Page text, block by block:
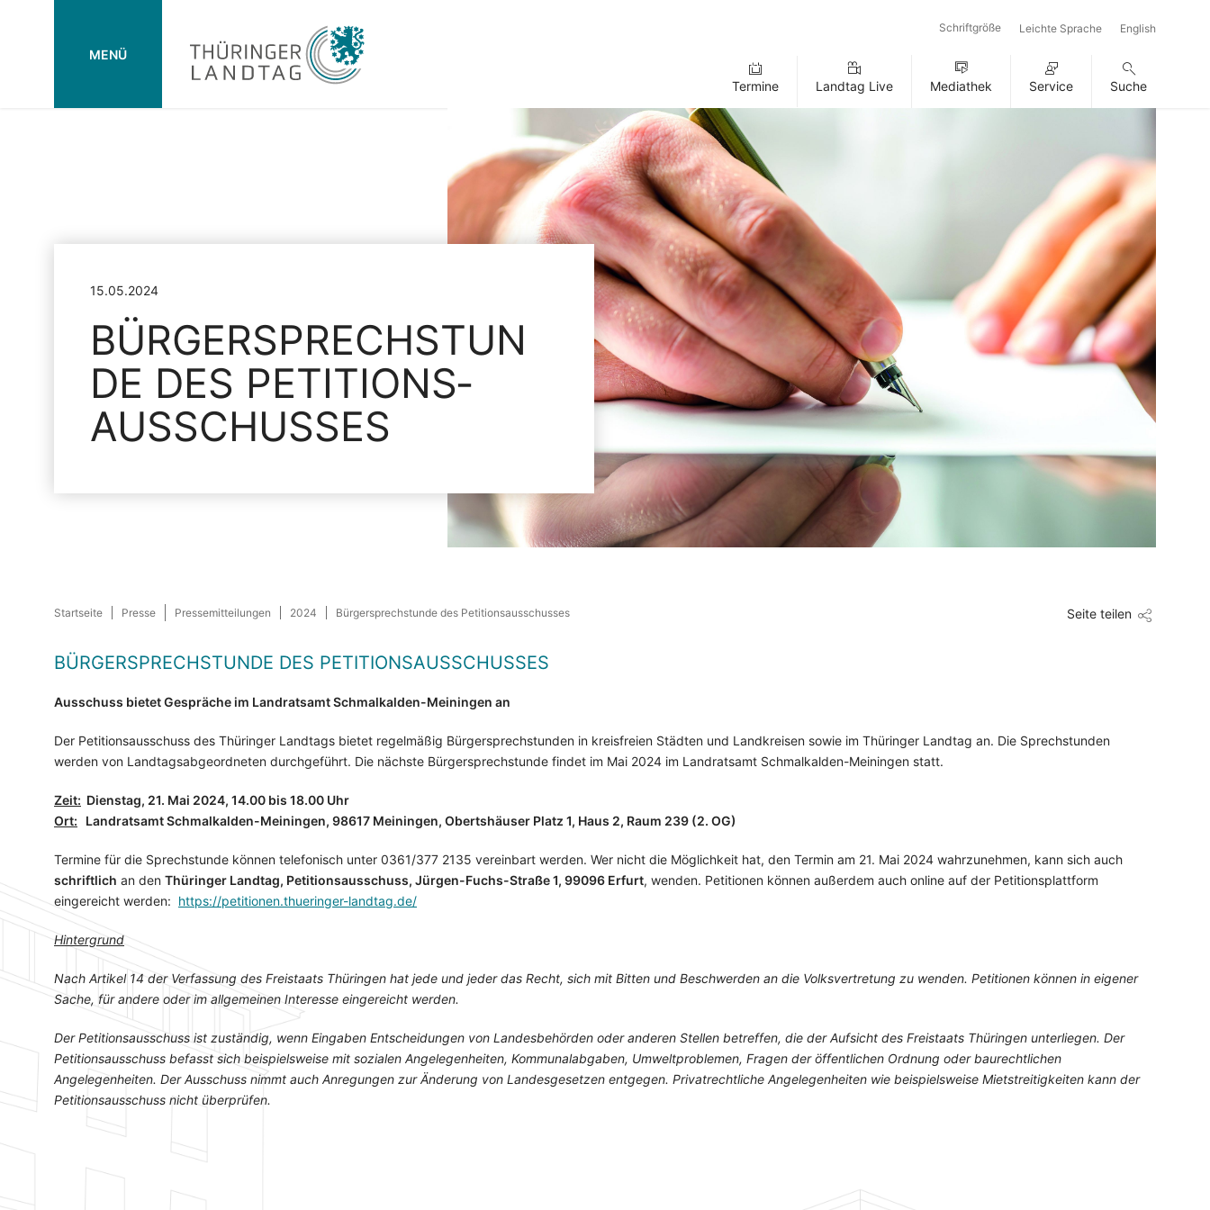
MENÜ
Schriftgröße Leichte Sprache English
Termine Landtag Live Mediathek Service Suche
15.05.2024
BÜRGERSPRECHSTUN
DE DES PETITIONS­
AUSSCHUSSES
Startseite Presse Pressemitteilungen 2024 Bürgersprechstunde des Petitionsausschusses Seite teilen
BÜRGERSPRECHSTUNDE DES PETITIONSAUSSCHUSSES
Ausschuss bietet Gespräche im Landratsamt Schmalkalden-Meiningen an
Der Petitionsausschuss des Thüringer Landtags bietet regelmäßig Bürgersprech­stunden in kreisfreien Städten und Landkreisen sowie im Thüringer Landtag an. Die Sprechstunden
werden von Landtagsabgeordneten durchgeführt. Die nächste Bürgersprech­stunde findet im Mai 2024 im Landratsamt Schmalkalden-Meiningen statt.
Zeit: Dienstag, 21. Mai 2024, 14.00 bis 18.00 Uhr
Ort:
Landratsamt Schmalkalden-Meiningen, 98617 Meiningen, Obertshäuser Platz 1, Haus 2, Raum 239 (2. OG)
Termine für die Sprechstunde können telefonisch unter 0361/377 2135 vereinbart werden. Wer nicht die Möglichkeit hat, den Termin am 21. Mai 2024 wahrzunehmen, kann sich auch
schriftlich an den Thüringer Land­tag, Petitionsausschuss, Jürgen-Fuchs-Straße 1, 99096 Erfurt, wenden. Petitionen können außerdem auch online auf der Petitions­platt­form
eingereicht werden: https://petitionen.thueringer-landtag.de/
Hintergrund
Nach Artikel 14 der Verfassung des Freistaats Thüringen hat jede und jeder das Recht, sich mit Bitten und Beschwerden an die Volksvertretung zu wenden. Petitionen können in eigener
Sache, für andere oder im allgemeinen Interesse einge­reicht werden.
Der Petitionsausschuss ist zuständig, wenn Eingaben Entscheidungen von Landes­be­hörden oder anderen Stellen betreffen, die der Aufsicht des Freistaats Thüringen unterliegen. Der
Petitionsausschuss befasst sich beispielsweise mit sozialen Ange­legen­heiten, Kommunalabgaben, Umweltproblemen, Fragen der öffentlichen Ord­nung oder baurechtlichen
Angelegenheiten. Der Ausschuss nimmt auch Anregungen zur Änderung von Landesgesetzen entgegen. Privatrechtliche Angelegenheiten wie beispielsweise Mietstreitigkeiten kann der
Petitionsausschuss nicht überprüfen.